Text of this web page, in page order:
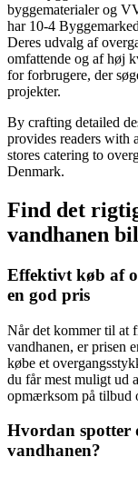
byggematerialer og
har 10-4
Deres udvalg af
omfattende og af høj
for forbrugere, der
projekter.
By crafting detailed
provides readers with
stores catering to
Denmark.
Find det
vandhanen
Effektivt køb af
en god pris
Når det kommer til at
vandhanen, er prisen
købe et
du får mest muligt ud
opmærksom på tilbud
Hvordan spotter
vandhanen?